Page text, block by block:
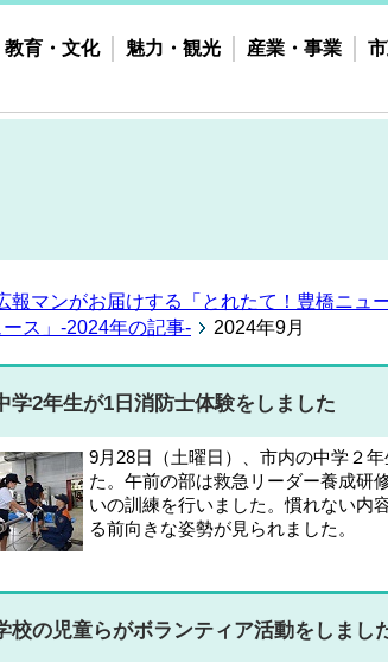
教育・文化 魅力・観光 産業・事業
報マンがお届けする「とれたて！豊橋ニュー
ス」-2024年の記事-
2024年9月
学2年生が1日消防士体験をしました
9月28日（土曜日）、市内の中学２
た。午前の部は救急リーダー養成研
いの訓練を行いました。慣れない内
る前向きな姿勢が見られました。
校の児童らがボランティア活動をしまし